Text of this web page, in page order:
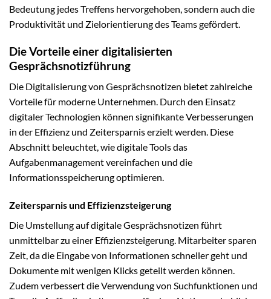
Bedeutung jedes Treffens hervorgehoben, sondern auch die
Produktivität und Zielorientierung des Teams gefördert.
Die Vorteile einer digitalisierten
Gesprächsnotizführung
Die Digitalisierung von Gesprächsnotizen bietet zahlreiche
Vorteile für moderne Unternehmen. Durch den Einsatz
digitaler Technologien können signifikante Verbesserungen
in der Effizienz und Zeitersparnis erzielt werden. Diese
Abschnitt beleuchtet, wie digitale Tools das
Aufgabenmanagement vereinfachen und die
Informationsspeicherung optimieren.
Zeitersparnis und Effizienzsteigerung
Die Umstellung auf digitale Gesprächsnotizen führt
unmittelbar zu einer Effizienzsteigerung. Mitarbeiter sparen
Zeit, da die Eingabe von Informationen schneller geht und
Dokumente mit wenigen Klicks geteilt werden können.
Zudem verbessert die Verwendung von Suchfunktionen und